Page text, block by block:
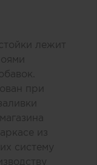
лежит
при
из
систему